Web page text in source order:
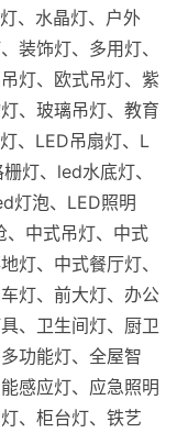
、水晶灯、户外
装饰灯、多用灯、
灯、欧式吊灯、紫
、玻璃吊灯、教育
、LED吊扇灯、L
灯、led水底灯、
灯泡、LED照明
、中式吊灯、中式
灯、中式餐厅灯、
灯、前大灯、办公
、卫生间灯、厨卫
功能灯、全屋智
感应灯、应急照明
、柜台灯、铁艺